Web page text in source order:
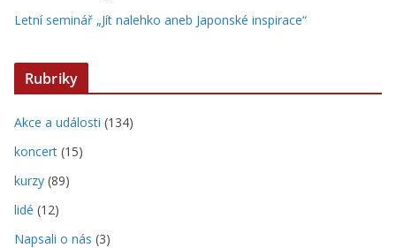
Letní seminář „Jít nalehko aneb Japonské inspirace“
Rubriky
Akce a události (134)
koncert (15)
kurzy (89)
lidé (12)
Napsali o nás (3)